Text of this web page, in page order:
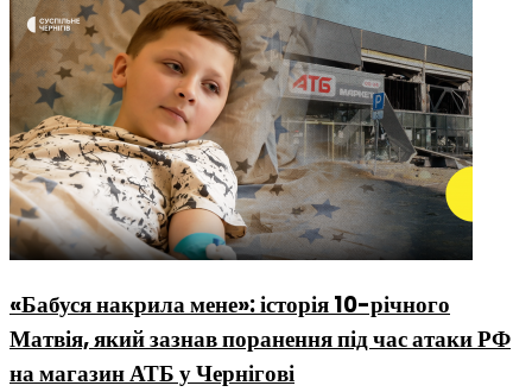
«Бабуся накрила мене»: історія 10-річного
Матвія, який зазнав поранення під час атаки РФ
на магазин АТБ у Чернігові